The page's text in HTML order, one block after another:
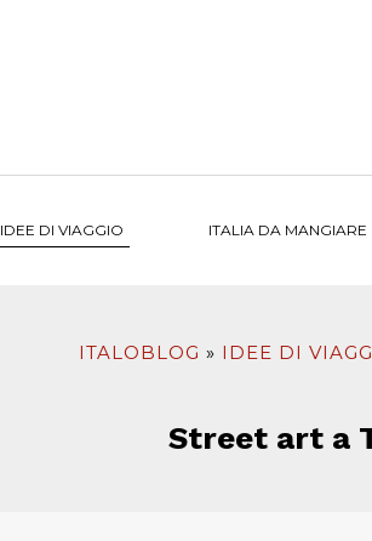
IDEE DI VIAGGIO ITALIA DA MANGIARE
ITALOBLOG IDEE DI
Street art a